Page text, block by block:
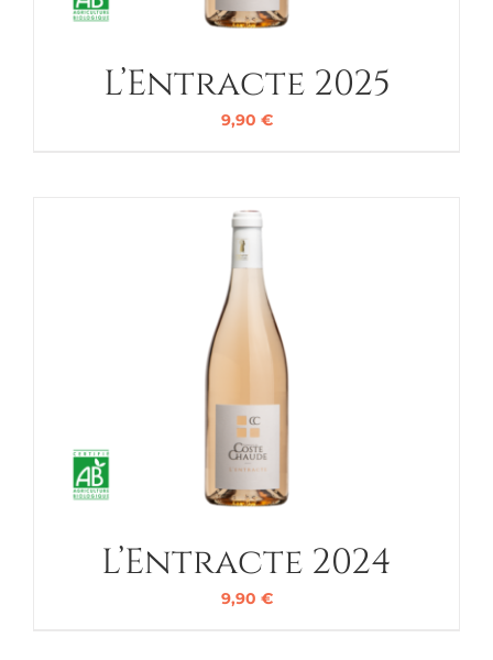
L’Entracte 2025
9,90 €
L’Entracte 2024
9,90 €